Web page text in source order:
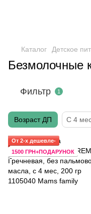
Каталог Детское
Безмолочные
Фильтр 1
Возраст ДП С 4
От 2-х дешевле-
1500 ГРН+ПОДАРУНОК